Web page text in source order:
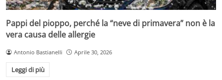
Pappi del pioppo, perché la “neve di primavera” non è la
vera causa delle allergie
Antonio Bastianelli Aprile 30, 2026
Leggi di più